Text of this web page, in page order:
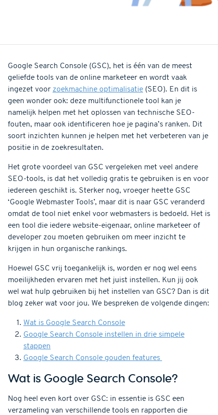
Google Search Console (GSC), het is één van de meest
geliefde tools van de online marketeer en wordt vaak
ingezet voor zoekmachine optimalisatie (SEO). En dit is
geen wonder ook: deze multifunctionele tool kan je
namelijk helpen met het oplossen van technische SEO-
fouten, maar ook identificeren hoe je pagina’s ranken. Dit
soort inzichten kunnen je helpen met het verbeteren van je
positie in de zoekresultaten.
Het grote voordeel van GSC vergeleken met veel andere
SEO-tools, is dat het volledig gratis te gebruiken is en voor
iedereen geschikt is. Sterker nog, vroeger heette GSC
‘Google Webmaster Tools’, maar dit is naar GSC veranderd
omdat de tool niet enkel voor webmasters is bedoeld. Het is
een tool die iedere website-eigenaar, online marketeer of
developer zou moeten gebruiken om meer inzicht te
krijgen in hun organische rankings.
Hoewel GSC vrij toegankelijk is, worden er nog wel eens
moeilijkheden ervaren met het juist instellen. Kun jij ook
wel wat hulp gebruiken bij het instellen van GSC? Dan is dit
blog zeker wat voor jou. We bespreken de volgende dingen:
Wat is Google Search Console
Google Search Console instellen in drie simpele
stappen
Google Search Console gouden features
Wat is Google Search Console?
Nog heel even kort over GSC: in essentie is GSC een
verzameling van verschillende tools en rapporten die